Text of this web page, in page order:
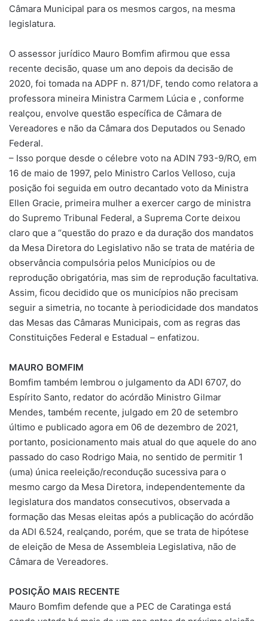
Câmara Municipal para os mesmos cargos, na mesma
legislatura.
O assessor jurídico Mauro Bomfim afirmou que essa
recente decisão, quase um ano depois da decisão de
2020, foi tomada na ADPF n. 871/DF, tendo como relatora a
professora mineira Ministra Carmem Lúcia e , conforme
realçou, envolve questão específica de Câmara de
Vereadores e não da Câmara dos Deputados ou Senado
Federal.
– Isso porque desde o célebre voto na ADIN 793-9/RO, em
16 de maio de 1997, pelo Ministro Carlos Velloso, cuja
posição foi seguida em outro decantado voto da Ministra
Ellen Gracie, primeira mulher a exercer cargo de ministra
do Supremo Tribunal Federal, a Suprema Corte deixou
claro que a “questão do prazo e da duração dos mandatos
da Mesa Diretora do Legislativo não se trata de matéria de
observância compulsória pelos Municípios ou de
reprodução obrigatória, mas sim de reprodução facultativa.
Assim, ficou decidido que os municípios não precisam
seguir a simetria, no tocante à periodicidade dos mandatos
das Mesas das Câmaras Municipais, com as regras das
Constituições Federal e Estadual – enfatizou.
MAURO BOMFIM
Bomfim também lembrou o julgamento da ADI 6707, do
Espírito Santo, redator do acórdão Ministro Gilmar
Mendes, também recente, julgado em 20 de setembro
último e publicado agora em 06 de dezembro de 2021,
portanto, posicionamento mais atual do que aquele do ano
passado do caso Rodrigo Maia, no sentido de permitir 1
(uma) única reeleição/recondução sucessiva para o
mesmo cargo da Mesa Diretora, independentemente da
legislatura dos mandatos consecutivos, observada a
formação das Mesas eleitas após a publicação do acórdão
da ADI 6.524, realçando, porém, que se trata de hipótese
de eleição de Mesa de Assembleia Legislativa, não de
Câmara de Vereadores.
POSIÇÃO MAIS RECENTE
Mauro Bomfim defende que a PEC de Caratinga está